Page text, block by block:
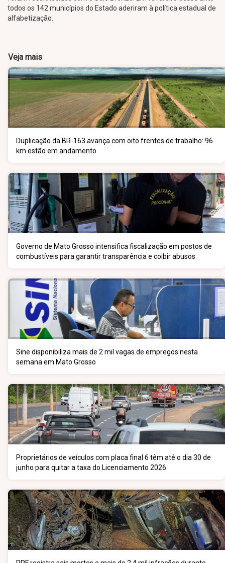
todos os 142 municípios do Estado aderiram à política estadual de
alfabetização.
Veja mais
Duplicação da BR-163 avança com oito frentes de trabalho: 96
km estão em andamento
Governo de Mato Grosso intensifica fiscalização em postos de
combustíveis para garantir transparência e coibir abusos
Sine disponibiliza mais de 2 mil vagas de empregos nesta
semana em Mato Grosso
Proprietários de veículos com placa final 6 têm até o dia 30 de
junho para quitar a taxa do Licenciamento 2026